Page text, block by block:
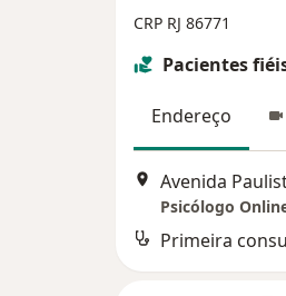
CRP RJ 86771
Pacientes
Endereço
Avenida
Psicólogo
Primeira